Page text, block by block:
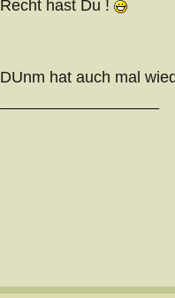
Recht hast Du !
DUnm hat auch mal